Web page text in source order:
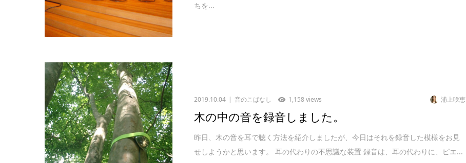
ちを...
2019.10.04 音のこばなし 1,158 views 浦上咲恵
木の中の音を録音しました。
昨日、木の音を耳で聴く方法を紹介しましたが、今日はそれを録音した模様をお見
せしようかと思います。 耳の代わりの不思議な装置 録音は、耳の代わりに、ピエ...